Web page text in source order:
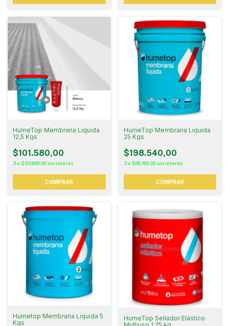
HumeTop Membrana Liquida
12,5 Kgs
$101.580,00
3x $33.860,00 sin interés
COMPRAR
HumeTop Membrana Liquida
25 Kgs
$198.540,00
3 x $66.180,00 sin interés
COMPRAR
Humetop Membrana Liquida 5
Kgs
HumeTop Sellador Elástico